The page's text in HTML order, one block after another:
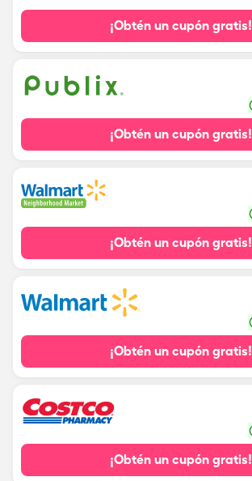
¡Obtén un cupón gratis!
¡Obtén un cupón gratis!
¡Obtén un cupón gratis!
¡Obtén un cupón gratis!
¡Obtén un cupón gratis!